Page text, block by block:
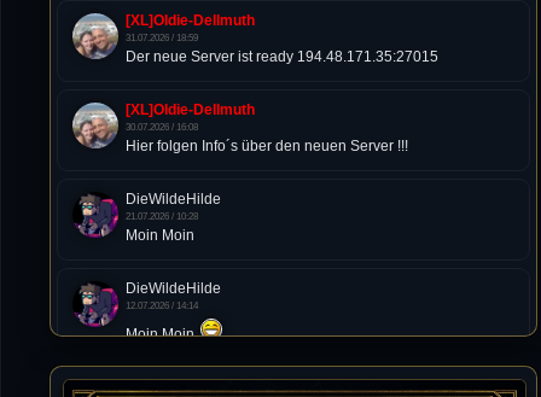
[XL]Oldie-Dellmuth
31.07.2026 / 18:59
Der neue Server ist ready 194.48.171.35:27015
[XL]Oldie-Dellmuth
30.07.2026 / 16:08
Hier folgen Info´s über den neuen Server !!!
DieWildeHilde
21.07.2026 / 10:28
Moin Moin
DieWildeHilde
12.07.2026 / 14:14
Moin Moin
Tommy